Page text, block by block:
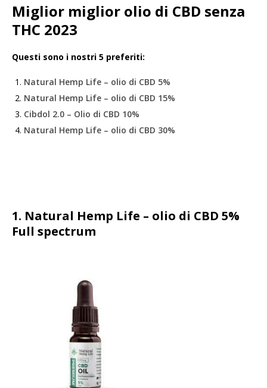
Miglior miglior olio di CBD senza
THC 2023
Questi sono i nostri 5 preferiti:
Natural Hemp Life – olio di CBD 5%
Natural Hemp Life – olio di CBD 15%
Cibdol 2.0 – Olio di CBD 10%
Natural Hemp Life – olio di CBD 30%
1. Natural Hemp Life – olio di CBD 5%
Full spectrum